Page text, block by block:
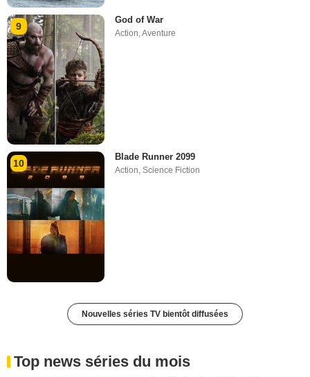
9
God of War
Action,Aventure
10
Blade Runner 2099
Action,Science Fiction
Nouvelles séries TV bientôt diffusées
Top news séries du mois